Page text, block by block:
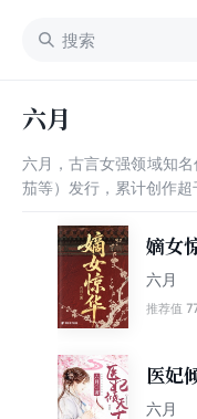
六月
六月，古言女强领域知
茄等）发行，累计创作超
嫡女
六月
推荐值
医妃
宠天
六月